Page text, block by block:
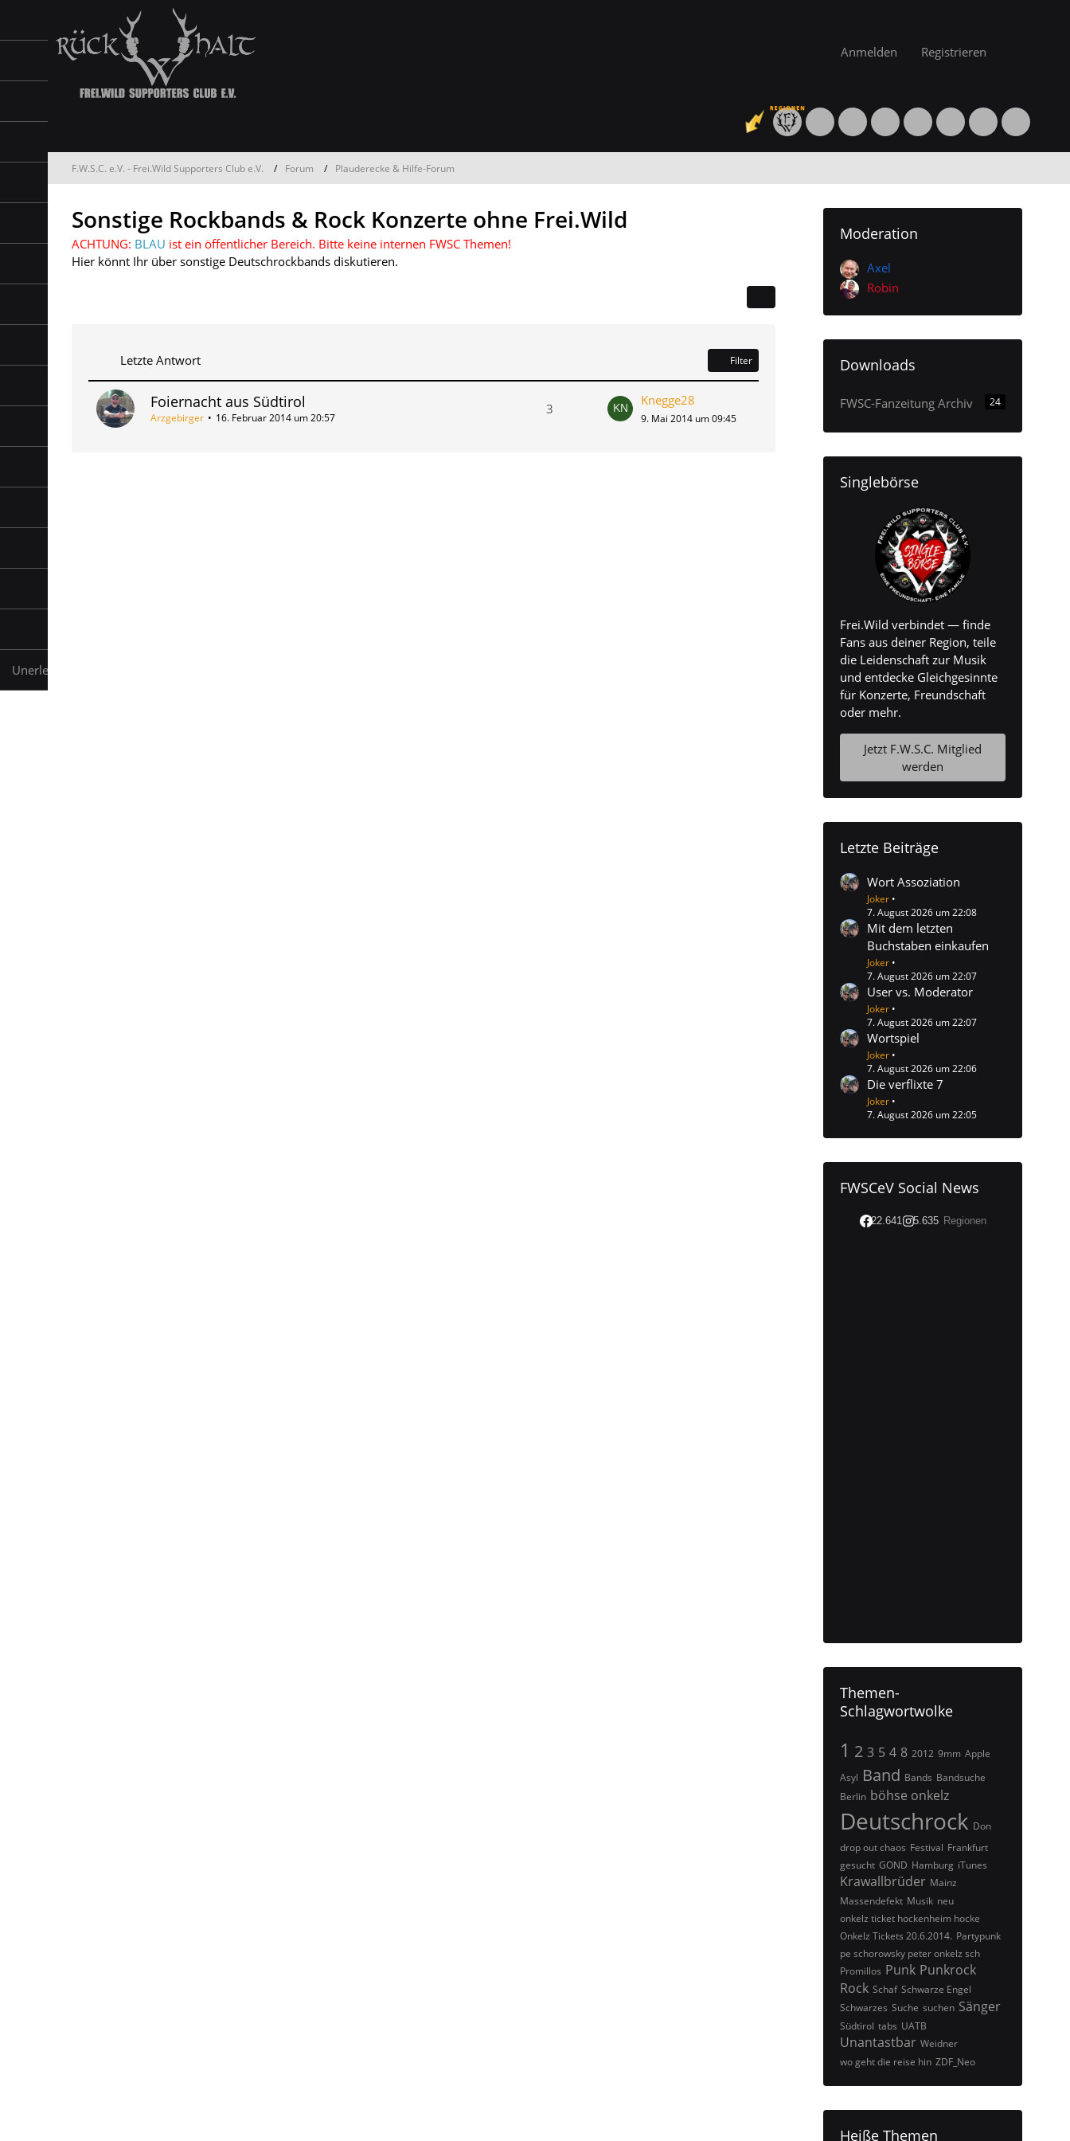
Unerledigte Themen
Anmelden Registrieren
F.W.S.C. e.V. - Frei.Wild Supporters Club e.V. Forum Plauderecke & Hilfe-Forum
Sonstige Rockbands & Rock Konzerte ohne Frei.Wild
ACHTUNG: BLAU ist ein öffentlicher Bereich. Bitte keine internen FWSC Themen!
Hier könnt Ihr über sonstige Deutschrockbands diskutieren.
Letzte Antwort Filter
Foiernacht aus Südtirol
Arzgebirger 16. Februar 2014 um 20:57
3
Knegge28
9. Mai 2014 um 09:45
Moderation
Axel
Robin
Downloads
FWSC-Fanzeitung Archiv 24
Singlebörse
Frei.Wild verbindet — finde
Fans aus deiner Region, teile
die Leidenschaft zur Musik
und entdecke Gleichgesinnte
für Konzerte, Freundschaft
oder mehr.
Jetzt F.W.S.C. Mitglied
werden
Letzte Beiträge
Wort Assoziation
Joker
7. August 2026 um 22:08
Mit dem letzten
Buchstaben einkaufen
Joker
7. August 2026 um 22:07
User vs. Moderator
Joker
7. August 2026 um 22:07
Wortspiel
Joker
7. August 2026 um 22:06
Die verflixte 7
Joker
7. August 2026 um 22:05
FWSCeV Social News
22.641 5.635 Regionen
Themen-
Schlagwortwolke
1 2 3 5 4 8 2012 9mm Apple
Asyl Band Bands Bandsuche
Berlin böhse onkelz
Deutschrock Don
drop out chaos Festival Frankfurt
gesucht GOND Hamburg iTunes
Krawallbrüder Mainz
Massendefekt Musik neu
onkelz ticket hockenheim hocke
Onkelz Tickets 20.6.2014. Partypunk
pe schorowsky peter onkelz sch
Promillos Punk Punkrock
Rock Schaf Schwarze Engel
Schwarzes Suche suchen Sänger
Südtirol tabs UATB
Unantastbar Weidner
wo geht die reise hin ZDF_Neo
Heiße Themen